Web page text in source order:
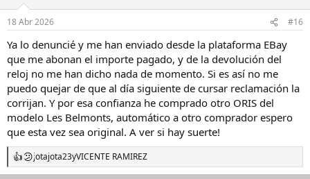
18 Abr 2026 #16
Ya lo denuncié y me han enviado desde la plataforma EBay
que me abonan el importe pagado, y de la devolución del
reloj no me han dicho nada de momento. Si es así no me
puedo quejar de que al día siguiente de cursar reclamación la
corrijan. Y por esa confianza he comprado otro ORIS del
modelo Les Belmonts, automático a otro comprador espero
que esta vez sea original. A ver si hay suerte!
R
e
jotajota23yVICENTE RAMIREZ